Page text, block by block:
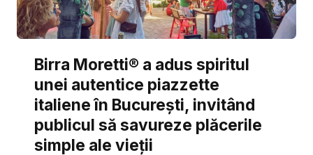
Birra Moretti® a adus spiritul
unei autentice piazzette
italiene în București, invitând
publicul să savureze plăcerile
simple ale vieții